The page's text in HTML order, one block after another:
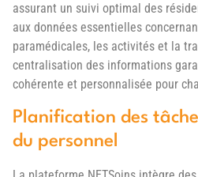
assurant un suivi optimal des
aux données essentielles
paramédicales, les activités et la
centralisation des informations
cohérente et personnalisée pour
Planification des
du personnel